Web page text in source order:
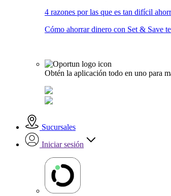
4 razones por las que es tan difícil
Cómo ahorrar dinero con Set & Save
Obtén la aplicación todo en uno para
Sucursales
Iniciar sesión